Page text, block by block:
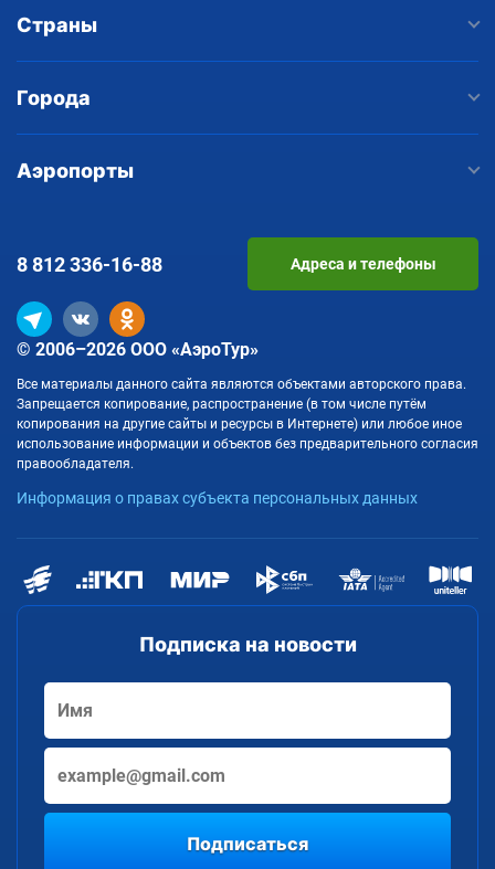
Страны
Города
Аэропорты
Подписка на новости
Подписаться
© 2006–2026 ООО «АэроТур»
Все материалы данного сайта являются объектами авторского права.
Запрещается копирование, распространение (в том числе путём
копирования на другие сайты и ресурсы в Интернете) или любое иное
использование информации и объектов без предварительного согласия
правообладателя.
Информация о правах субъекта персональных данных
8 812336-16-88 Адреса и телефоны